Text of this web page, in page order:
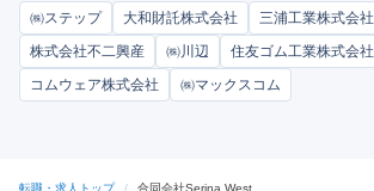
㈱ステップ 大和財託株式会社 三浦工業株式会社
株式会社不二興産
㈱川辺 住友ゴム工業株式会社
コムウェア株式会社
㈱マックスコム
転職・求人トップ / 合同会社Serina West